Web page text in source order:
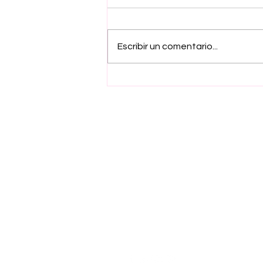
Escribir un comentario...